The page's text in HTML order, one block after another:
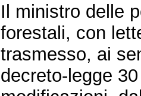
Il ministro delle
forestali, con
trasmesso, ai
decreto-legge